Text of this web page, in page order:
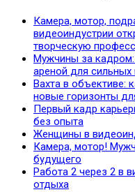
Камера, мотор,
видеоиндустрии
творческую
Мужчины за кадром:
ареной для сильных
Вахта в объективе:
новые горизонты
Первый кадр
без опыта
Женщины в
Камера, мотор!
будущего
Работа 2 через 2 в
отдыха